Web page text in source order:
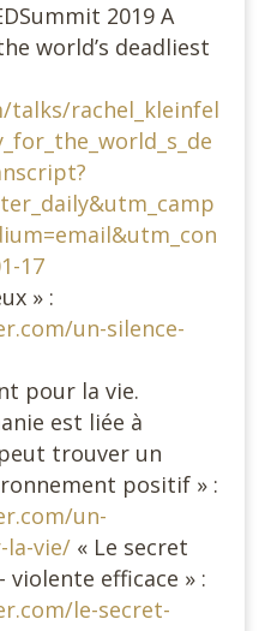
2019 A
world’s deadliest
rachel_kleinfel
17
» :
un-silence-
pour la vie.
est liée à
trouver un
positif » :
un-
la-vie/« Le secret
violente efficace » :
le-secret-